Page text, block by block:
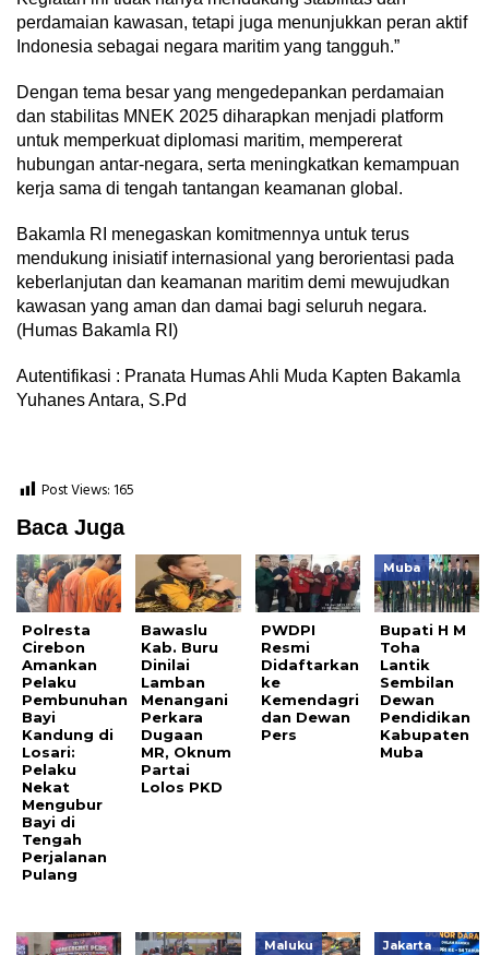
perdamaian kawasan, tetapi juga menunjukkan peran aktif
Indonesia sebagai negara maritim yang tangguh.”
Dengan tema besar yang mengedepankan perdamaian
dan stabilitas MNEK 2025 diharapkan menjadi platform
untuk memperkuat diplomasi maritim, mempererat
hubungan antar-negara, serta meningkatkan kemampuan
kerja sama di tengah tantangan keamanan global.
Bakamla RI menegaskan komitmennya untuk terus
mendukung inisiatif internasional yang berorientasi pada
keberlanjutan dan keamanan maritim demi mewujudkan
kawasan yang aman dan damai bagi seluruh negara.
(Humas Bakamla RI)
Autentifikasi : Pranata Humas Ahli Muda Kapten Bakamla
Yuhanes Antara, S.Pd
Post Views: 165
Baca Juga
Polresta
Cirebon
Amankan
Pelaku
Pembunuhan
Bayi
Kandung di
Losari:
Pelaku
Nekat
Mengubur
Bayi di
Tengah
Perjalanan
Pulang
Bawaslu
Kab. Buru
Dinilai
Lamban
Menangani
Perkara
Dugaan
MR, Oknum
Partai
Lolos PKD
PWDPI
Resmi
Didaftarkan
ke
Kemendagri
dan Dewan
Pers
Muba
Bupati H M
Toha
Lantik
Sembilan
Dewan
Pendidikan
Kabupaten
Muba
Maluku Jakarta